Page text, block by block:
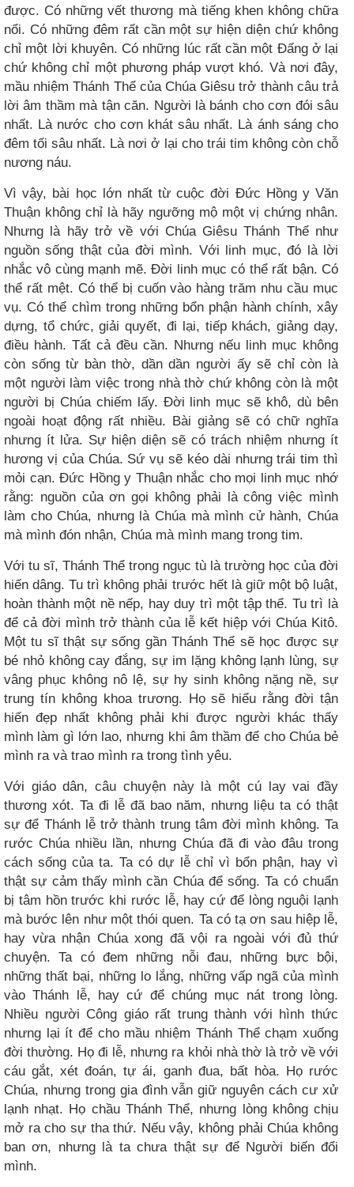
được. Có những vết thương mà tiếng khen không chữa
nổi. Có những đêm rất cần một sự hiện diện chứ không
chỉ một lời khuyên. Có những lúc rất cần một Đấng ở lại
chứ không chỉ một phương pháp vượt khó. Và nơi đây,
mầu nhiệm Thánh Thể của Chúa Giêsu trở thành câu trả
lời âm thầm mà tận căn. Người là bánh cho cơn đói sâu
nhất. Là nước cho cơn khát sâu nhất. Là ánh sáng cho
đêm tối sâu nhất. Là nơi ở lại cho trái tim không còn chỗ
nương náu.
Vì vậy, bài học lớn nhất từ cuộc đời Đức Hồng y Văn
Thuận không chỉ là hãy ngưỡng mộ một vị chứng nhân.
Nhưng là hãy trở về với Chúa Giêsu Thánh Thể như
nguồn sống thật của đời mình. Với linh mục, đó là lời
nhắc vô cùng mạnh mẽ. Đời linh mục có thể rất bận. Có
thể rất mệt. Có thể bị cuốn vào hàng trăm nhu cầu mục
vụ. Có thể chìm trong những bổn phận hành chính, xây
dựng, tổ chức, giải quyết, đi lại, tiếp khách, giảng dạy,
điều hành. Tất cả đều cần. Nhưng nếu linh mục không
còn sống từ bàn thờ, dần dần người ấy sẽ chỉ còn là
một người làm việc trong nhà thờ chứ không còn là một
người bị Chúa chiếm lấy. Đời linh mục sẽ khô, dù bên
ngoài hoạt động rất nhiều. Bài giảng sẽ có chữ nghĩa
nhưng ít lửa. Sự hiện diện sẽ có trách nhiệm nhưng ít
hương vị của Chúa. Sứ vụ sẽ kéo dài nhưng trái tim thì
mỏi cạn. Đức Hồng y Thuận nhắc cho mọi linh mục nhớ
rằng: nguồn của ơn gọi không phải là công việc mình
làm cho Chúa, nhưng là Chúa mà mình cử hành, Chúa
mà mình đón nhận, Chúa mà mình mang trong tim.
Với tu sĩ, Thánh Thể trong ngục tù là trường học của đời
hiến dâng. Tu trì không phải trước hết là giữ một bộ luật,
hoàn thành một nề nếp, hay duy trì một tập thể. Tu trì là
để cả đời mình trở thành của lễ kết hiệp với Chúa Kitô.
Một tu sĩ thật sự sống gần Thánh Thể sẽ học được sự
bé nhỏ không cay đắng, sự im lặng không lạnh lùng, sự
vâng phục không nô lệ, sự hy sinh không nặng nề, sự
trung tín không khoa trương. Họ sẽ hiểu rằng đời tận
hiến đẹp nhất không phải khi được người khác thấy
mình làm gì lớn lao, nhưng khi âm thầm để cho Chúa bẻ
mình ra và trao mình ra trong tình yêu.
Với giáo dân, câu chuyện này là một cú lay vai đầy
thương xót. Ta đi lễ đã bao năm, nhưng liệu ta có thật
sự để Thánh lễ trở thành trung tâm đời mình không. Ta
rước Chúa nhiều lần, nhưng Chúa đã đi vào đâu trong
cách sống của ta. Ta có dự lễ chỉ vì bổn phận, hay vì
thật sự cảm thấy mình cần Chúa để sống. Ta có chuẩn
bị tâm hồn trước khi rước lễ, hay cứ để lòng nguội lạnh
mà bước lên như một thói quen. Ta có tạ ơn sau hiệp lễ,
hay vừa nhận Chúa xong đã vội ra ngoài với đủ thứ
chuyện. Ta có đem những nỗi đau, những bực bội,
những thất bại, những lo lắng, những vấp ngã của mình
vào Thánh lễ, hay cứ để chúng mục nát trong lòng.
Nhiều người Công giáo rất trung thành với hình thức
nhưng lại ít để cho mầu nhiệm Thánh Thể chạm xuống
đời thường. Họ đi lễ, nhưng ra khỏi nhà thờ là trở về với
cáu gắt, xét đoán, tự ái, ganh đua, bất hòa. Họ rước
Chúa, nhưng trong gia đình vẫn giữ nguyên cách cư xử
lạnh nhạt. Họ chầu Thánh Thể, nhưng lòng không chịu
mở ra cho sự tha thứ. Nếu vậy, không phải Chúa không
ban ơn, nhưng là ta chưa thật sự để Người biến đổi
mình.